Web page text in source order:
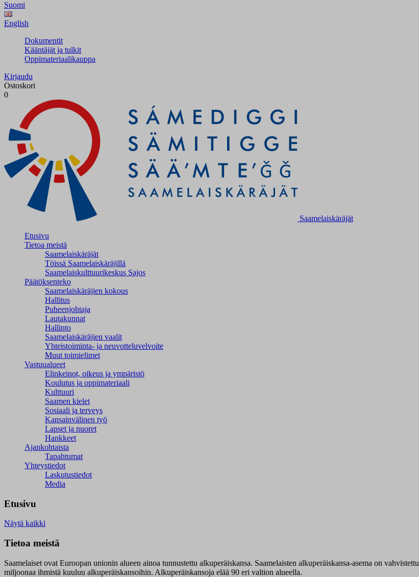
Suomi
English
Dokumentit
Kääntäjät ja tulkit
Oppimateriaalikauppa
Kirjaudu
Ostoskori
0
Saamelaiskäräjät
Etusivu
Tietoa meistä
Saamelaiskäräjät
Töissä Saamelaiskäräjillä
Saamelaiskulttuuri­keskus Sajos
Päätöksenteko
Saamelaiskäräjien kokous
Hallitus
Puheenjohtaja
Lautakunnat
Hallinto
Saamelaiskäräjien vaalit
Yhteistoiminta- ja neuvotteluvelvoite
Muut toimielimet
Vastuualueet
Elinkeinot, oikeus ja ympäristö
Koulutus ja oppimateriaali
Kulttuuri
Saamen kielet
Sosiaali ja terveys
Kansainvälinen työ
Lapset ja nuoret
Hankkeet
Ajankohtaista
Tapahtumat
Yhteystiedot
Laskutustiedot
Media
Etusivu
Näytä kaikki
Tietoa meistä
Saamelaiset ovat Euroopan unionin alueen ainoa tunnustettu alkuperäiskansa. Saamelaisten alkuperäiskansa-asema on vahvistettu
miljoonaa ihmistä kuuluu alkuperäiskansoihin. Alkuperäiskansoja elää 90 eri valtion alueella.